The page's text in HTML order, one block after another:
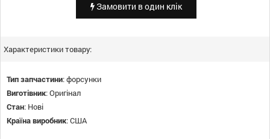
Замовити в один клік
Характеристики товару:
Тип запчастини:форсунки
Виготівник:Оригінал
Стан: Нові
Країна виробник:США